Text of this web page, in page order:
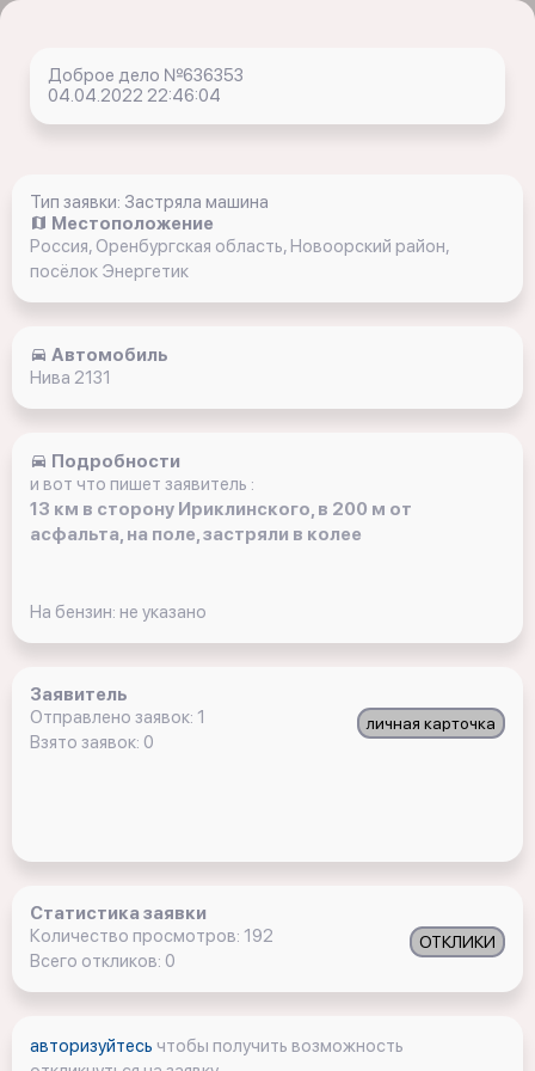
Доброе дело №636353
04.04.2022 22:46:04
Тип заявки: Застряла машина
Местоположение
Россия, Оренбургская область, Новоорский район,
посёлок Энергетик
Автомобиль
Нива 2131
Подробности
и вот что пишет заявитель :
13 км в сторону Ириклинского, в 200 м от
асфальта, на поле, застряли в колее
На бензин: не указано
Заявитель
личная карточка
Отправлено заявок: 1
Взято заявок: 0
Статистика заявки
ОТКЛИКИ
Количество просмотров: 192
Всего откликов: 0
авторизуйтесь чтобы получить возможность